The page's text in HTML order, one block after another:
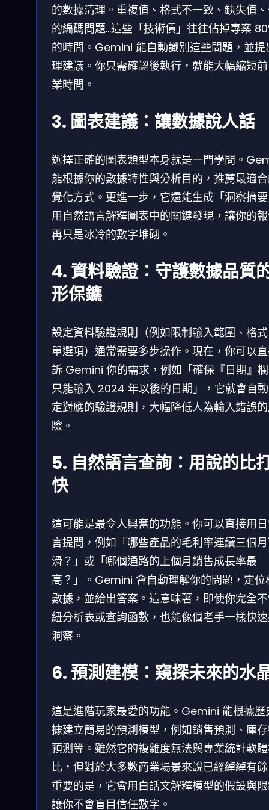
的數據清理。重複值、格式不一致、缺失值
的編碼問題…這些「技術債」往往佔掉專案
的時間。Gemini 能自動識別這些問題，並提
理建議。你只需確認後執行，就能大幅縮短
業時間。
3. 圖表建議：讓數據說人話
選擇正確的圖表類型本身就是一門學問。
能根據你的數據特性與分析目的，推薦最適
覺化方式。更進一步，它還能生成「洞察摘
用自然語言解釋圖表中的關鍵發現，讓你的
再只是冰冷的數字堆砌。
4. 資料驗證：守護數據品質
形保鑣
設定資料驗證規則（例如限制輸入範圍、格
單選項）通常需要多步操作。現在，你可以
訴 Gemini 你的需求，例如「確保『日期』
只能輸入 2024 年以後的日期」，它就會自
定對應的驗證規則，大幅降低人為輸入錯誤
險。
5. 自然語言查詢：用說的比
快
這可能是最令人興奮的功能。你可以直接用
言提問，例如「哪些產品的毛利率連續三個
滑？」或「哪個通路的上個月銷售成長率最
高？」。Gemini 會自動理解你的問題，定位
數據，並給出答案。這意味著，即使你完全
紐分析表或查詢函數，也能像個老手一樣快
洞察。
6. 預測建模：窺探未來的水
這是進階玩家最愛的功能。Gemini 能根據歷
據建立簡易的預測模型，例如銷售預測、庫
預測等。雖然它的複雜度無法與專業統計軟
比，但對於大多數商業場景來說已經綽綽有
重要的是，它會用白話文解釋模型的假設與
讓你不會盲目信任數字。